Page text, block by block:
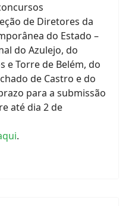
de Diretores da
do Estado –
do Azulejo, do
e Torre de Belém, do
de Castro e do
para a submissão
até dia 2 de
.